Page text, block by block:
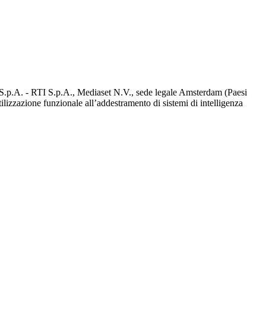
- RTI S.p.A., Mediaset N.V., sede legale Amsterdam (Paesi
funzionale all’addestramento di sistemi di intelligenza